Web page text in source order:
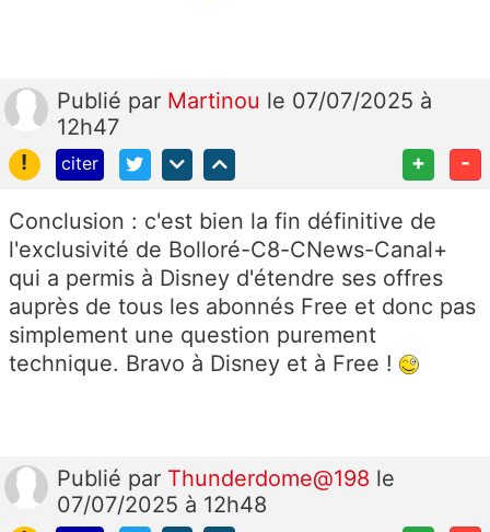
Publié par Martinou le 07/07/2025 à
12h47
!
citer + -
Conclusion : c'est bien la fin définitive de
l'exclusivité de Bolloré-C8-CNews-Canal+
qui a permis à Disney d'étendre ses offres
auprès de tous les abonnés Free et donc pas
simplement une question purement
technique. Bravo à Disney et à Free !
Publié par Thunderdome@198 le
07/07/2025 à 12h48